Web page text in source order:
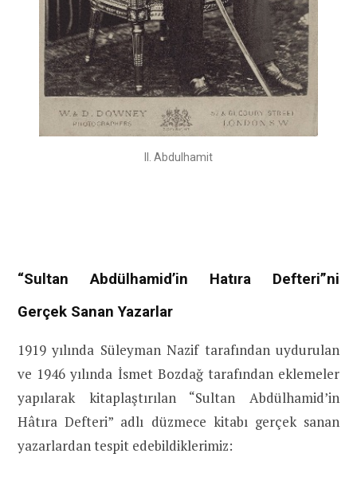
II. Abdulhamit
“Sultan Abdülhamid’in Hatıra Defteri”ni
Gerçek Sanan Yazarlar
1919 yılında Süleyman Nazif tarafından uydurulan
ve 1946 yılında İsmet Bozdağ tarafından eklemeler
yapılarak kitaplaştırılan “Sultan Abdülhamid’in
Hâtıra Defteri” adlı düzmece kitabı gerçek sanan
yazarlardan tespit edebildiklerimiz: